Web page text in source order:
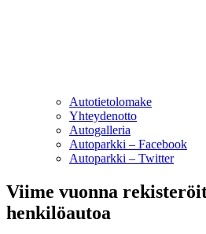
Autotietolomake
Yhteydenotto
Autogalleria
Autoparkki – Facebook
Autoparkki – Twitter
Viime vuonna
henkilöautoa